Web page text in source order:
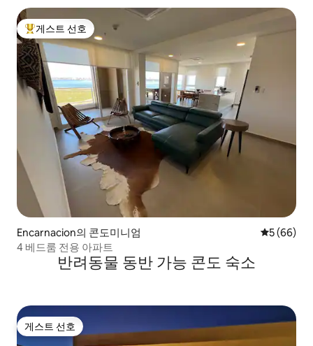
상위 게스트 선호
게스트 선호
Encarnacion의 콘도미니엄 평점 5점(5
5 (66)
4 베드룸 전용 아파트
반려동물 동반 가능 콘도 숙소
게스트 선호
게스트 선호